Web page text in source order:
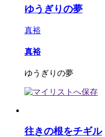
ゆうぎりの夢
真裕
真裕
ゆうぎりの夢
往きの根をチギル